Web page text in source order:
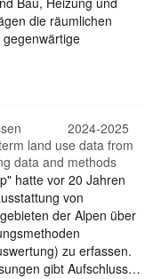
die räumlichen
2024-2025
land use data from
data and methods
hatte vor 20 Jahren
von
der Alpen über
zu erfassen.
gibt Aufschluss…